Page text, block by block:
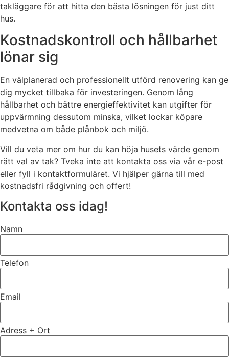
takläggare för att hitta den bästa lösningen för just ditt
hus.
Kostnadskontroll och hållbarhet
lönar sig
En välplanerad och professionellt utförd renovering kan ge
dig mycket tillbaka för investeringen. Genom lång
hållbarhet och bättre energieffektivitet kan utgifter för
uppvärmning dessutom minska, vilket lockar köpare
medvetna om både plånbok och miljö.
Vill du veta mer om hur du kan höja husets värde genom
rätt val av tak? Tveka inte att kontakta oss via vår e-post
eller fyll i kontaktformuläret. Vi hjälper gärna till med
kostnadsfri rådgivning och offert!
Kontakta oss idag!
Namn
Telefon
Email
Adress + Ort